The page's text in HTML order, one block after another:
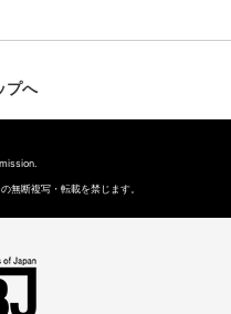
プへ
無断複写・転載を禁じます。